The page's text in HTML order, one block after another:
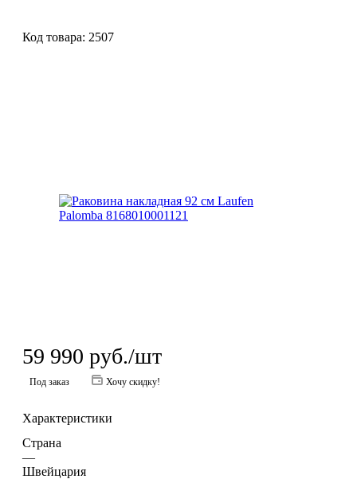
Код товара: 2507
59 990 руб./шт
Под заказ Хочу скидку!
Характеристики
Страна
—
Швейцария